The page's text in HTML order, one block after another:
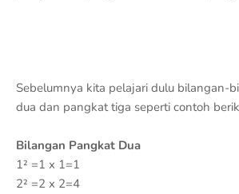
Sebelumnya kita pelajari dulu bilangan-
dua dan pangkat tiga seperti contoh
Bilangan Pangkat Dua
1² =1 x 1=1
2² =2 x 2=4